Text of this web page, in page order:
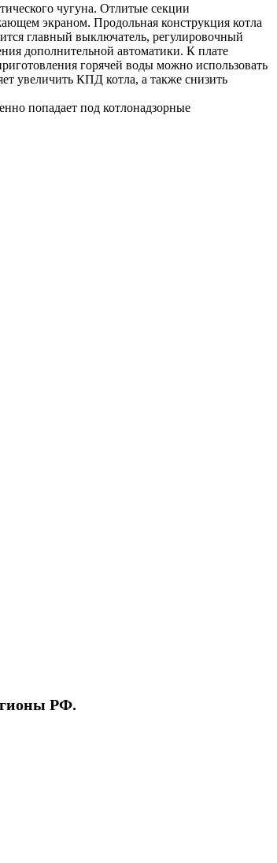
чугуна. Отлитые секции
экраном. Продольная конструкция котла
главный выключатель, регулировочный
дополнительной автоматики. К плате
горячей воды можно использовать
увеличить КПД котла, а также снизить
попадает под котлонадзорные
РФ.